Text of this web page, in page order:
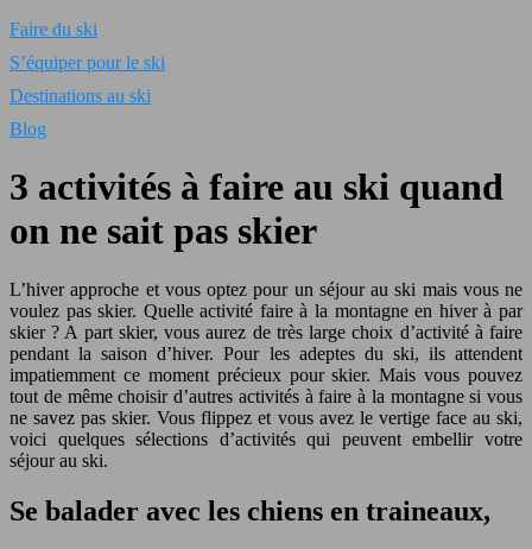
Faire du ski
S’équiper pour le ski
Destinations au ski
Blog
3 activités à faire au ski quand
on ne sait pas skier
L’hiver approche et vous optez pour un séjour au ski mais vous ne
voulez pas skier. Quelle activité faire à la montagne en hiver à par
skier ? A part skier, vous aurez de très large choix d’activité à faire
pendant la saison d’hiver. Pour les adeptes du ski, ils attendent
impatiemment ce moment précieux pour skier. Mais vous pouvez
tout de même choisir d’autres activités à faire à la montagne si vous
ne savez pas skier. Vous flippez et vous avez le vertige face au ski,
voici quelques sélections d’activités qui peuvent embellir votre
séjour au ski.
Se balader avec les chiens en traineaux,